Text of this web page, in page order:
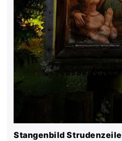
Stangenbild Strudenzeile